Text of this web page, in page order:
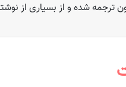
ترجمه شده و از بسیاری از